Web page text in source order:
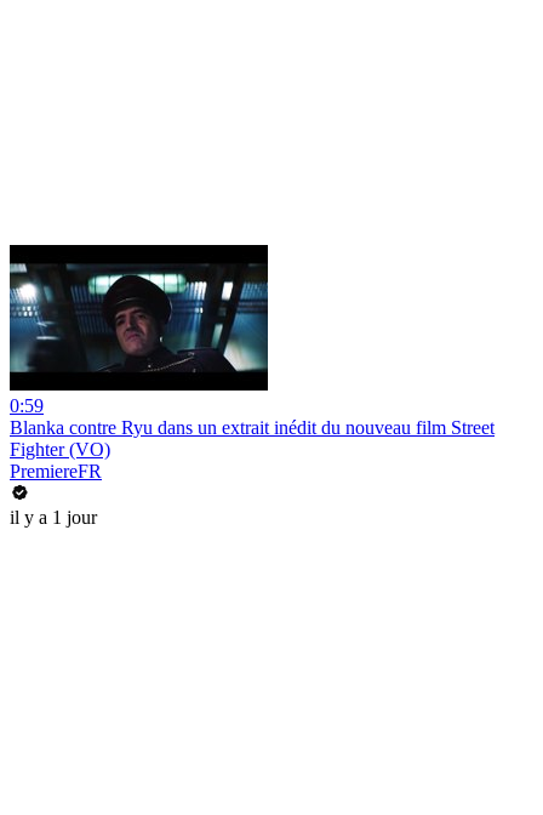
0:59
Blanka contre Ryu dans un extrait inédit du nouveau film Street
Fighter (VO)
PremiereFR
il y a 1 jour